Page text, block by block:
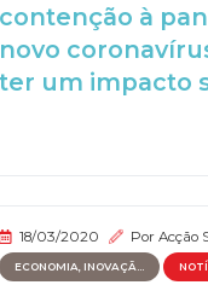
contenção à
novo
ter um impacto
18/03/2020 PorAcção
ECONOMIA, INOVAÇÃ...